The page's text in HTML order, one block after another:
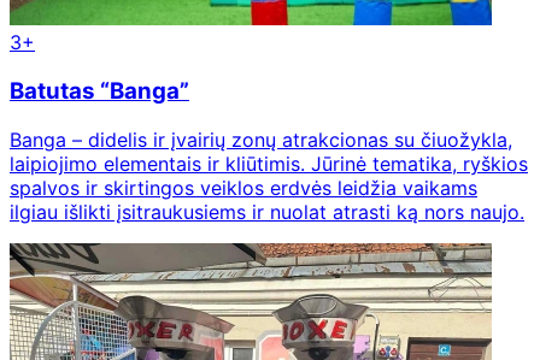
3+
Batutas “Banga”
Banga – didelis ir įvairių zonų atrakcionas su čiuožykla,
laipiojimo elementais ir kliūtimis. Jūrinė tematika, ryškios
spalvos ir skirtingos veiklos erdvės leidžia vaikams
ilgiau išlikti įsitraukusiems ir nuolat atrasti ką nors naujo.